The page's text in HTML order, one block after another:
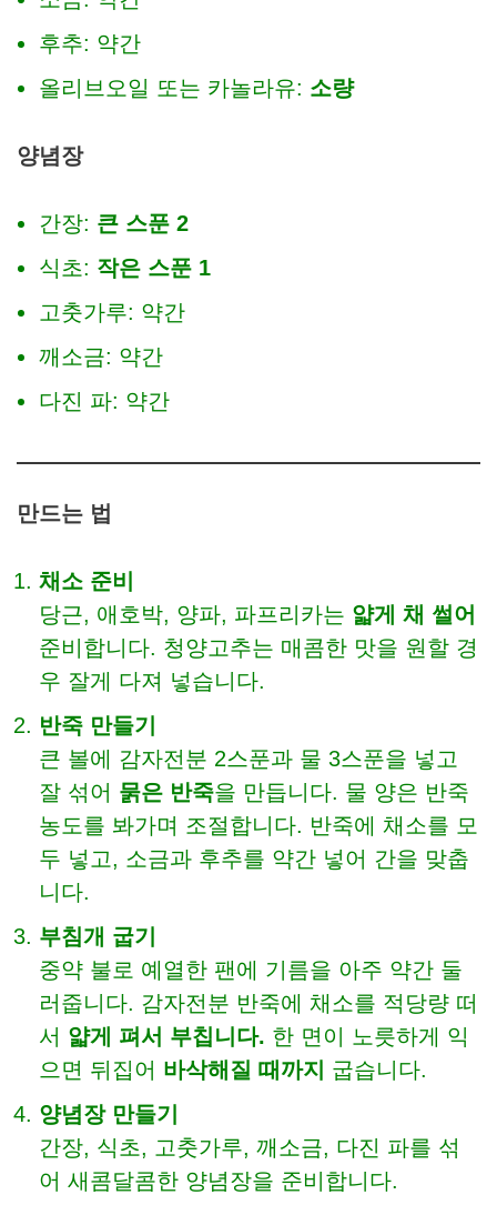
후추: 약간
올리브오일 또는 카놀라유: 소량
양념장
간장: 큰 스푼 2
식초: 작은 스푼 1
고춧가루: 약간
깨소금: 약간
다진 파: 약간
만드는 법
채소 준비
당근, 애호박, 양파, 파프리카는 얇게 채 썰어
준비합니다. 청양고추는 매콤한 맛을 원할 경
우 잘게 다져 넣습니다.
반죽 만들기
큰 볼에 감자전분 2스푼과 물 3스푼을 넣고
잘 섞어 묽은 반죽을 만듭니다. 물 양은 반죽
농도를 봐가며 조절합니다. 반죽에 채소를 모
두 넣고, 소금과 후추를 약간 넣어 간을 맞춥
니다.
부침개 굽기
중약 불로 예열한 팬에 기름을 아주 약간 둘
러줍니다. 감자전분 반죽에 채소를 적당량 떠
서 얇게 펴서 부칩니다. 한 면이 노릇하게 익
으면 뒤집어 바삭해질 때까지 굽습니다.
양념장 만들기
간장, 식초, 고춧가루, 깨소금, 다진 파를 섞
어 새콤달콤한 양념장을 준비합니다.